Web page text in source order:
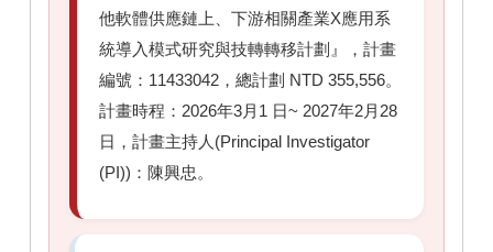
他軟體供應鏈上、下游相關產業X應用系
統導入模式研究與技轉轉移計劃』，計畫
編號：11433042，總計劃 NTD 355,556。
計畫時程：2026年3月1 日~ 2027年2月28
日，計畫主持人(Principal Investigator
(PI))：陳興忠。